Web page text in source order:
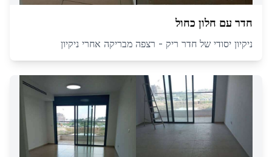
חדר עם חלון כחול
ניקיון יסודי של חדר ריק - רצפה מבריקה אחרי ניקיון